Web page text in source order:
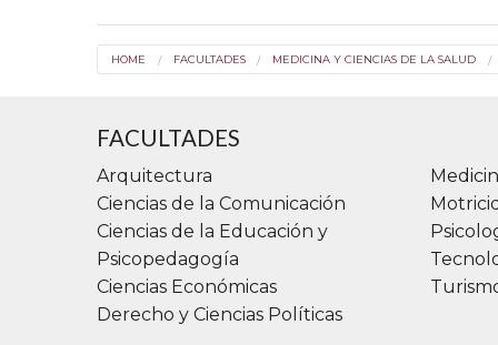
través
Están
HOME FACULTADES MEDICINA Y CIENCIAS DE LA SALUD
FACULTADES
Arquitectura
Ciencias de la Comunicación
Ciencias de la Educación y
Psicopedagogía
Ciencias Económicas
Derecho y Ciencias Políticas